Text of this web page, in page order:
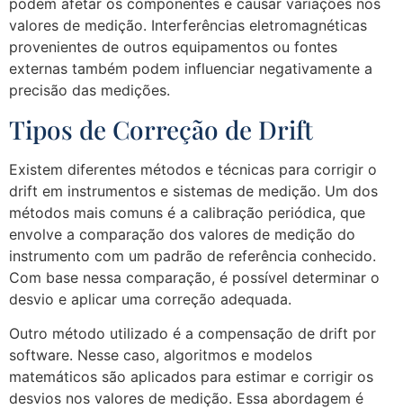
podem afetar os componentes e causar variações nos
valores de medição. Interferências eletromagnéticas
provenientes de outros equipamentos ou fontes
externas também podem influenciar negativamente a
precisão das medições.
Tipos de Correção de Drift
Existem diferentes métodos e técnicas para corrigir o
drift em instrumentos e sistemas de medição. Um dos
métodos mais comuns é a calibração periódica, que
envolve a comparação dos valores de medição do
instrumento com um padrão de referência conhecido.
Com base nessa comparação, é possível determinar o
desvio e aplicar uma correção adequada.
Outro método utilizado é a compensação de drift por
software. Nesse caso, algoritmos e modelos
matemáticos são aplicados para estimar e corrigir os
desvios nos valores de medição. Essa abordagem é